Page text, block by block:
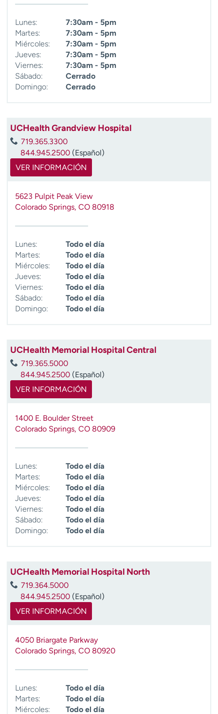
Lunes:
7:30am - 5pm
Martes:
7:30am - 5pm
Miércoles:
7:30am - 5pm
Jueves:
7:30am - 5pm
Viernes:
7:30am - 5pm
Sábado:
Cerrado
Domingo:
Cerrado
UCHealth Grandview Hospital
719.365.3300
844.945.2500 (Español)
VER INFORMACIÓN
5623 Pulpit Peak View
Colorado Springs, CO 80918
Lunes:
Todo el día
Martes:
Todo el día
Miércoles:
Todo el día
Jueves:
Todo el día
Viernes:
Todo el día
Sábado:
Todo el día
Domingo:
Todo el día
UCHealth Memorial Hospital Central
719.365.5000
844.945.2500 (Español)
VER INFORMACIÓN
1400 E. Boulder Street
Colorado Springs, CO 80909
Lunes:
Todo el día
Martes:
Todo el día
Miércoles:
Todo el día
Jueves:
Todo el día
Viernes:
Todo el día
Sábado:
Todo el día
Domingo:
Todo el día
UCHealth Memorial Hospital North
719.364.5000
844.945.2500 (Español)
VER INFORMACIÓN
4050 Briargate Parkway
Colorado Springs, CO 80920
Lunes:
Todo el día
Martes:
Todo el día
Miércoles:
Todo el día